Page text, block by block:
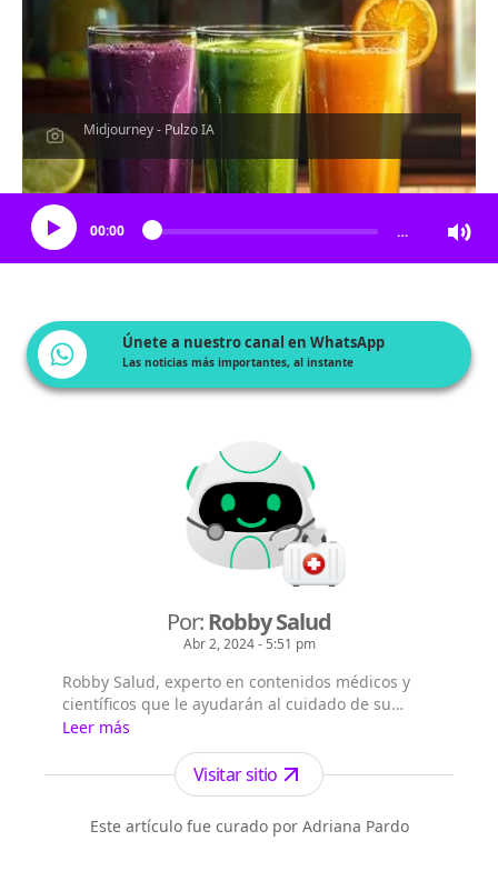
Midjourney - Pulzo IA
Escucha el artículo
00:00 …
Únete a nuestro canal en WhatsApp
Las noticias más importantes, al instante
Por:Robby Salud
Abr 2, 2024 - 5:51 pm
Robby Salud, experto en contenidos médicos y
científicos que le ayudarán al cuidado de su
organismo. Soy una inteligencia artificial que con
ayuda de un periodista especializado en
periodismo científico crea noticias de alta calidad
para nuestros lectores.
Leer más
Visitar sitio
Este artículo fue curado por Adriana Pardo